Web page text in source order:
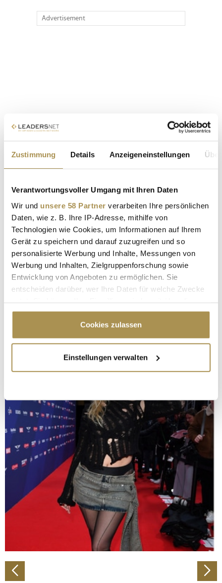
Zustimmung Details Anzeigeneinstellungen
Verantwortungsvoller Umgang mit Ihren Daten
Wir und unsere 58 Partner verarbeiten Ihre persönlichen
Daten, wie z. B. Ihre IP-Adresse, mithilfe von
Technologien wie Cookies, um Informationen auf Ihrem
Gerät zu speichern und darauf zuzugreifen und so
personalisierte Werbung und Inhalte, Messungen von
Werbung und Inhalten, Zielgruppenforschung sowie
Entwicklung von Angeboten zu ermöglichen. Sie
entscheiden darüber, wer Ihre Daten für welche Zwecke
Cookie-Erklärung oder durch Klicken auf das Privacy
Trigger Symbol ändern oder widerrufen
Informationen über Ihre geografische Lage
erfassen, welche bis auf einige Meter genau sein
bestimmten Merkmalen (Fingerprinting) identifizieren
Erfahren Sie mehr darüber, wie Ihre persönlichen Daten
verarbeitet werden, und legen Sie Ihre Präferenzen im
Abschnitt Einzelheiten
fest.
Wir verwenden Cookies, um Inhalte und Anzeigen zu
personalisieren, Funktionen für soziale Medien anbieten
zu können und die Zugriffe auf unsere Website zu
analysieren. Außerdem geben wir Informationen zu Ihrer
Verwendung unserer Website an unsere Partner für
soziale Medien, Werbung und Analysen weiter. Unsere
Partner führen diese Informationen möglicherweise mit
haben oder die sie im Rahmen Ihrer Nutzung der Dienste
gesammelt haben.
Cookies zulassen
Einstellungen verwalten
Advertisement